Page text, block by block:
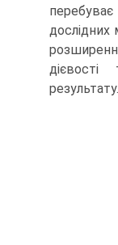
дослідних
дієвості
результату.